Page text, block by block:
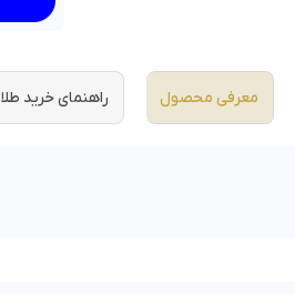
معرفی محصول راهنمای خرید طلا